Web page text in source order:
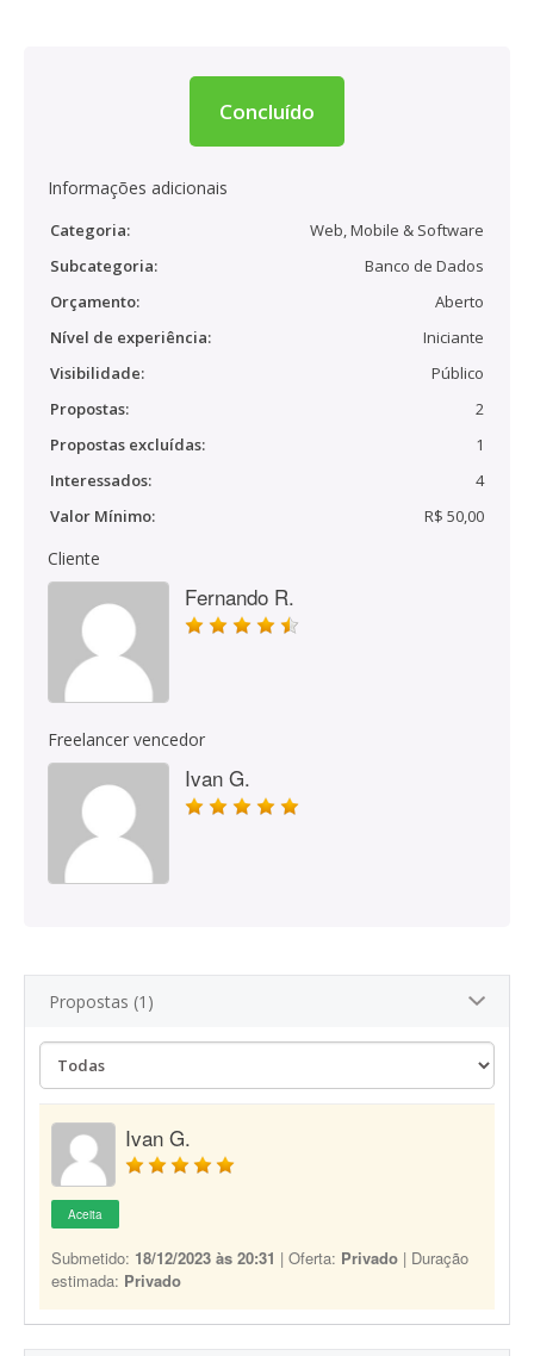
Concluído
Informações adicionais
Categoria:
Web, Mobile & Software
Subcategoria:
Banco de Dados
Orçamento:
Aberto
Nível de experiência:
Iniciante
Visibilidade:
Público
Propostas:
2
Propostas excluídas:
1
Interessados:
4
Valor Mínimo:
R$ 50,00
Cliente
Fernando R.
Freelancer vencedor
Ivan G.
Propostas (1)
Ivan G.
Aceita
Submetido: 18/12/2023 às 20:31 | Oferta: Privado | Duração
estimada: Privado